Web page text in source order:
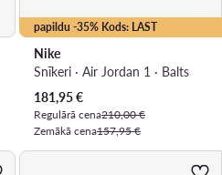
papildu -35% Kods: LAST
Nike
Snīkeri · Air Jordan 1 · Balts
Pašreizējā cena
181,95€
Regulārā cena210,00 €
Zemākā cena157,95 €